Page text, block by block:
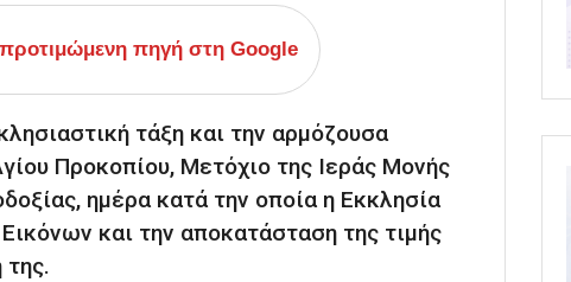
πηγή στη Google
τάξη και την αρμόζουσα
Προκοπίου, Μετόχιο της Ιεράς Μονής
ημέρα κατά την οποία η Εκκλησία
και την αποκατάσταση της τιμής
της.